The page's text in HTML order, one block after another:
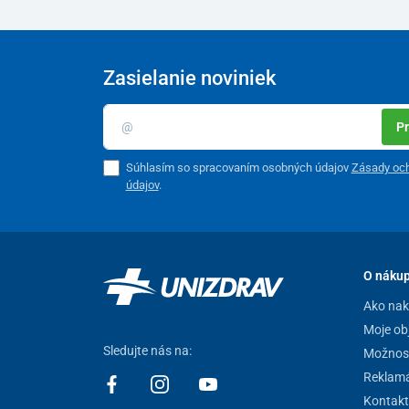
Konštrukcia aj základňa kresla je
. Relaxačné masážne kreslo tak
Zasielanie noviniek
Súhlasím so spracovaním osobných údajov Zásady
údajov.
Sledujte nás na:
O
Ako
Moje
Kontakt